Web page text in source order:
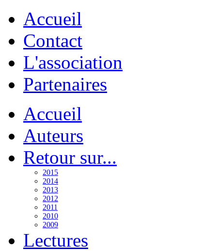
Accueil
Contact
L'association
Partenaires
Accueil
Auteurs
Retour sur...
2015
2014
2013
2012
2011
2010
2009
Lectures